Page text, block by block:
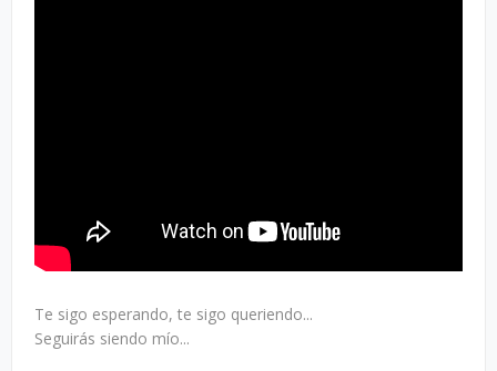
Te sigo esperando, te sigo queriendo...
Seguirás siendo mío...